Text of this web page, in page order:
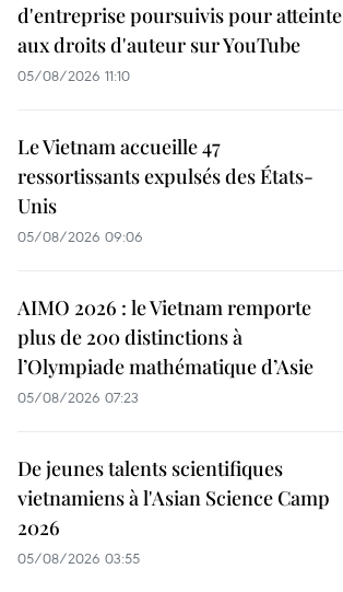
d'entreprise poursuivis pour atteinte
aux droits d'auteur sur YouTube
05/08/2026 11:10
Le Vietnam accueille 47
ressortissants expulsés des États-
Unis
05/08/2026 09:06
AIMO 2026 : le Vietnam remporte
plus de 200 distinctions à
l’Olympiade mathématique d’Asie
05/08/2026 07:23
De jeunes talents scientifiques
vietnamiens à l'Asian Science Camp
2026
05/08/2026 03:55